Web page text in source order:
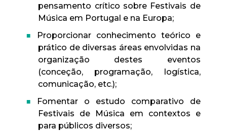
pensamento crítico sobre Festivais de
Música em Portugal e na Europa;
Proporcionar conhecimento teórico e
prático de diversas áreas envolvidas na
organização destes eventos
(conceção, programação, logística,
comunicação, etc.);
Fomentar o estudo comparativo de
Festivais de Música em contextos e
para públicos diversos;